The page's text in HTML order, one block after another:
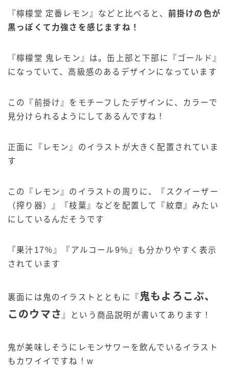
『檸檬堂 定番レモン』などと比べると、 前掛けの色が
黒っぽくて力強さを感じますね！
『檸檬堂 鬼レモン』は。缶上部と下部に『ゴールド』
になっていて、高級感のあるデザインになっています
この『前掛け』をモチーフしたデザインに、カラーで
見分けられるようにしてあるんですね！
正面に『レモン』のイラストが大きく配置されていま
す
この『レモン』のイラストの周りに、『スクイーザー
（搾り器）』『枝葉』などを配置して『紋章』みたい
にしているんだそうです
『果汁17％』『アルコール9％』も分かりやすく表示
されています
裏面には鬼のイラストとともに『 鬼もよろこぶ、
このウマさ 』という商品説明が書いてあります！
鬼が美味しそうにレモンサワーを飲んでいるイラスト
もカワイイですね！w